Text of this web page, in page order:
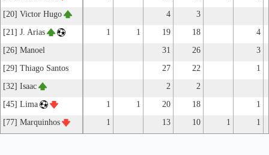
[20] Victor Hugo
4
3
[21] J. Arias
1 1 19 18
4
[26] Manoel
31 26
3
[29] Thiago Santos
27 22
1
[32] Isaac
2
2
[45] Lima
1 1 20 18
1
[77] Marquinhos
1 13 10 1 1